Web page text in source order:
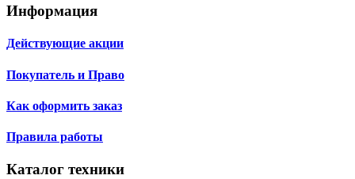
Информация
Действующие акции
Покупатель и Право
Как оформить заказ
Правила работы
Каталог техники